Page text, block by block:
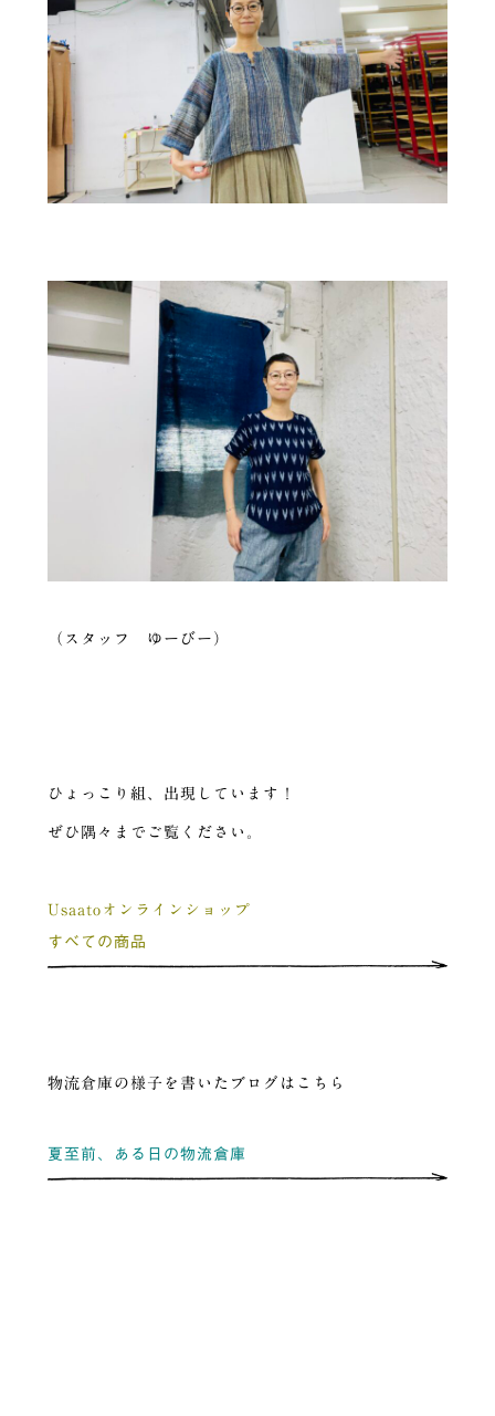
（スタッフ ゆーびー）
ひょっこり組、出現しています！
ぜひ隅々までご覧ください。
Usaatoオンラインショップ
すべての商品
物流倉庫の様子を書いたブログはこちら
夏至前、ある日の物流倉庫